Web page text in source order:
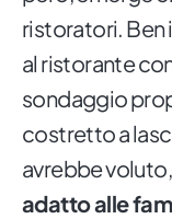
ristoratori. Ben
al ristorante
sondaggio
costretto a
avrebbe
adatto alle